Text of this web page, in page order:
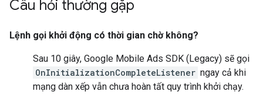
Câu hỏi thường gặp
Lệnh gọi khởi động có thời gian chờ không?
Sau 10 giây, Google Mobile Ads SDK (Legacy) sẽ gọi
OnInitializationCompleteListener ngay cả khi
mạng dàn xếp vẫn chưa hoàn tất quy trình khởi chạy.